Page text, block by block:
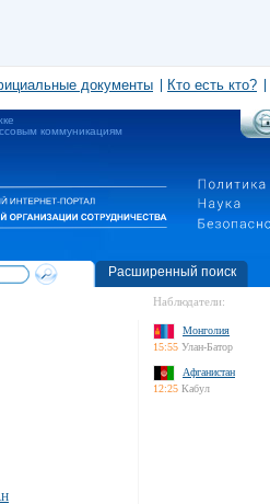
документы Кто есть кто?
коммуникациям
Расширенный поиск
Наблюдатели:
Монголия
15:55 Улан-Батор
Афганистан
12:25 Кабул